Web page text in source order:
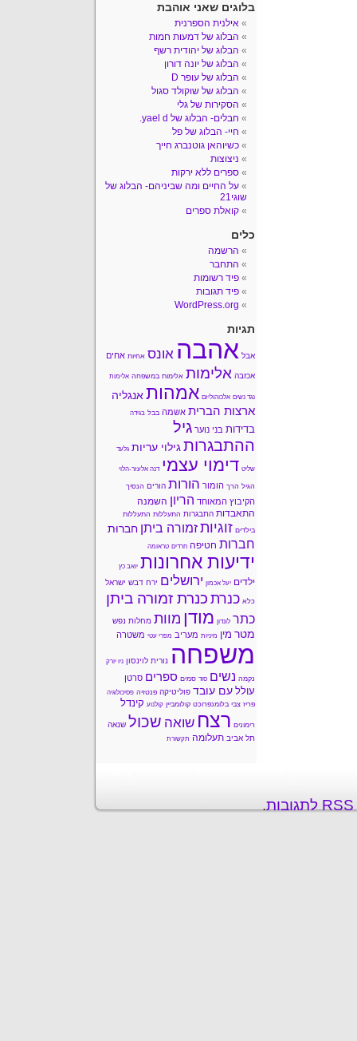
בלוגים שאני אוהבת
אילנית הספרנית
הבלוג של דמעות חמות
הבלוג של יהודית רשף
הבלוג של יונה דורון
הבלוג של עופר D
הבלוג של שוקולד סגול
הסקירות של גלי
חבלים- הבלוג של yael d.
חיי- הבלוג של פל
כשיוהאן גוטנברג חייך
ניצוצות
ספרים ללא ירקות
על החיים ומה שביניהם- הבלוג של
שוגי21
קואלת ספרים
כלים
הרשמה
התחבר
פיד רשומות
פיד תגובות
WordPress.org
תגיות
אבל אהבה אונס אחיות אחים
אכזבה אלימות אלימות במשפחה אלימות
נגד נשים אלכוהוליזם אמהותאנגליה
ארצות הברית אשמה בבל בגידה
בדידות בני נוער גיל
ההתבגרות גילוי עריות גלעד
שליט דימוי עצמי דנה אלעזר-הלוי
הגיל הרך הומור הורות הורים הנסיך
הקיבוץ המאוחד הריון השמנה
התאבדות התבגרות התעללות התעללות
בילדים זוגיותזמורה ביתן חברוּת
חברות חטיפה חרדים טראומה
ידיעות אחרונות יואב כץ
ילדים יעל אכמון ירושלים ירח דבש ישראל
כלא כנרת כנרת זמורה ביתן
כתר לונדון מודן מוות מחלות נפש
מטר מין מיניות מעריב מפרי עטי משטרה
משפחה נורית לוינסון ניו יורק
נקמה נשים סוד סמים ספרים סרטן
עולל עם עובד פוליטיקה פנטזיה פסיכולוגיה
פריז צבי בלומנפרוכט קולומביין קולנוע קינדל
רימונים רצח שואה שכול שנאה
תל אביב תעלומה תקשורת
.